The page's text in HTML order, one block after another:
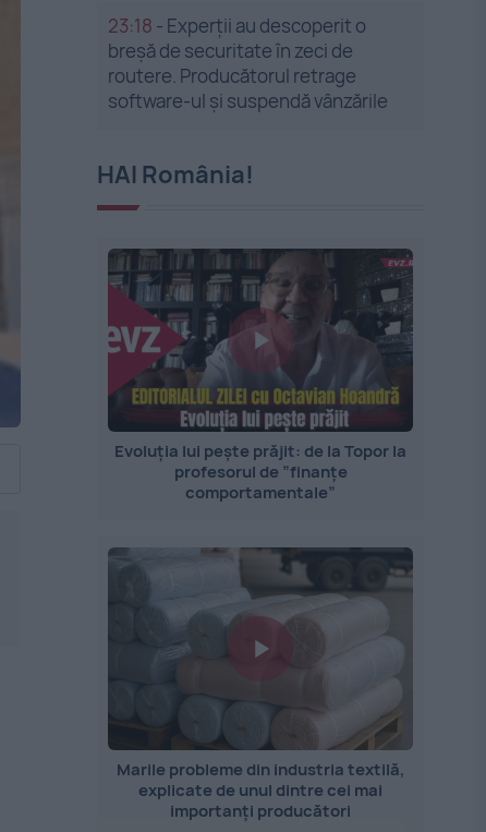
23:18 - Experții au descoperit o
breșă de securitate în zeci de
routere. Producătorul retrage
software-ul și suspendă vânzările
HAI România!
Evoluția lui pește prăjit: de la Topor la
profesorul de ”finanțe
comportamentale”
Marile probleme din industria textilă,
explicate de unul dintre cei mai
importanți producători